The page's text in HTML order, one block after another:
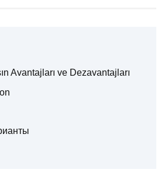
Avantajları ve Dezavantajları